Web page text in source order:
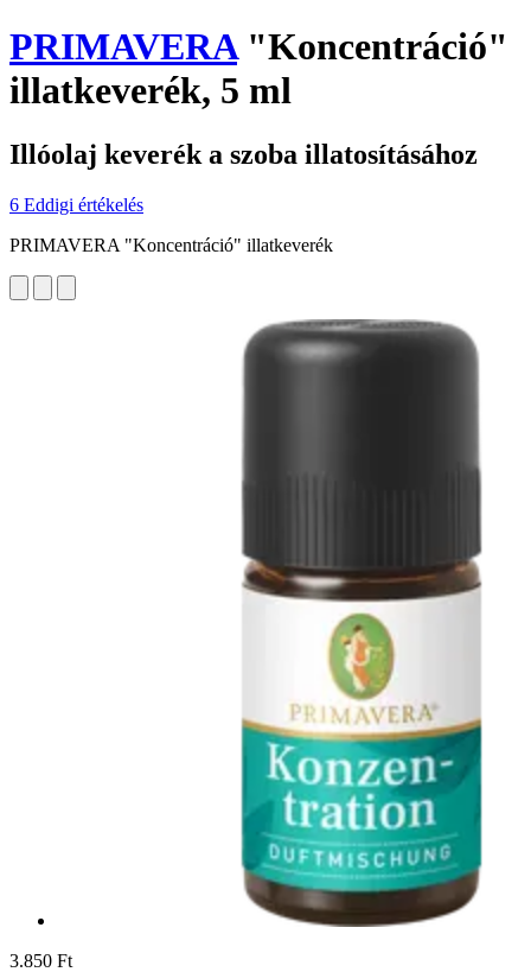
PRIMAVERA"Koncentráció"
illatkeverék, 5 ml
Illóolaj keverék a szoba illatosításához
6 Eddigi értékelés
PRIMAVERA "Koncentráció" illatkeverék
3.850 Ft